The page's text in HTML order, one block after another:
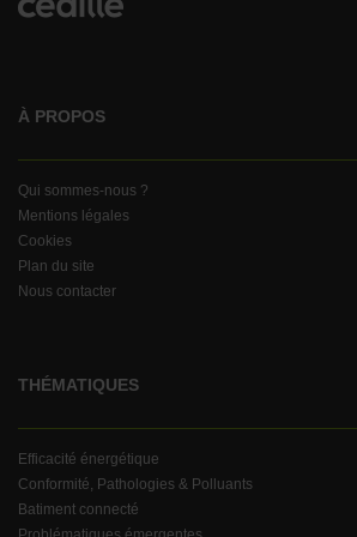
À PROPOS
Qui sommes-nous ?
Mentions légales
Cookies
Plan du site
Nous contacter
THÉMATIQUES
Efficacité énergétique
Conformité, Pathologies & Polluants
Batiment connecté